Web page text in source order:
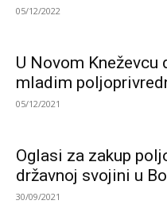
05/12/2022
U Novom
mladim
05/12/2021
Oglasi za zakup
državnoj svojini u
30/09/2021